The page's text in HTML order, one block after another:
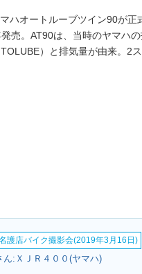
ハオートルーブツイン90が正
売。AT90は、当時のヤマハ
）と排気量が由来。2
護店バイク撮影会(2019年3月16日)
ん:ＸＪＲ４００(ヤマハ)